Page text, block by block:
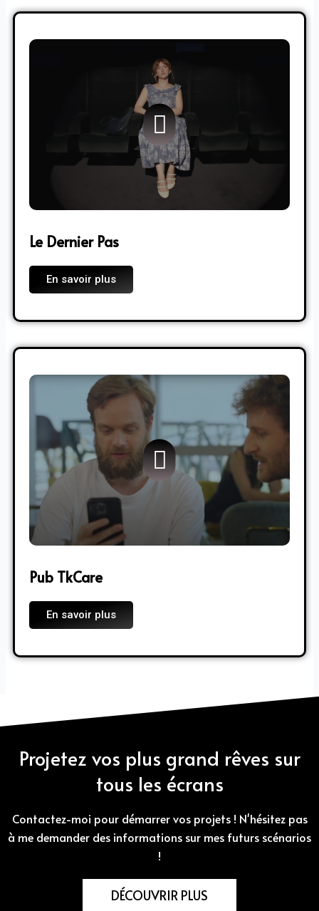
Le Dernier Pas
En savoir plus
Pub TkCare
En savoir plus
Projetez vos plus grand rêves sur
tous les écrans
Contactez-moi pour démarrer vos projets ! N'hésitez pas
à me demander des informations sur mes futurs scénarios
!
DÉCOUVRIR PLUS